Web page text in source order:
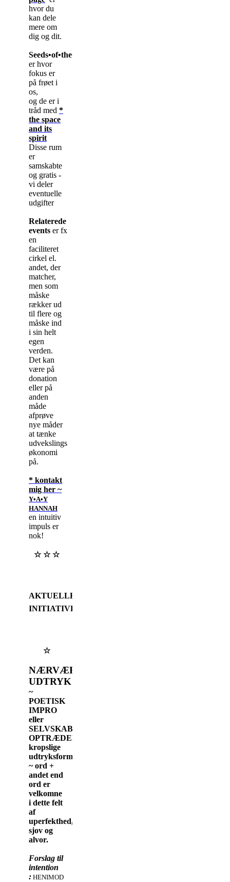
hvor du
kan dele
mere om
dig og dit.
Seeds•of•the•new initiativer
er hvor
fokus er
på frøet i
os,
og de er i
tråd med *
the space
and its
spirit
Disse rum
er
samskabte
og gratis -
vi deler
eventuelle
udgifter
Relaterede
events er fx
en
faciliteret
cirkel el.
andet, der
matcher,
men som
måske
rækker ud
til flere og
måske ind
i sin helt
egen
verden.
Det kan
være på
donation
eller på
anden
måde
afprøve
nye måder
at tænke
udvekslings
økonomi
på.
* kontakt
mig her ~
Y•A•Y
HANNAH
en intuitiv
impuls er
nok!
☆ ☆ ☆
AKTUELLE
INITIATIVER
☆
NÆRVÆRS
UDTRYK
~
POETISK
IMPRO
eller
SELVSKABT
OPTRÆDEN
kropslige
udtryksformer
~ ord +
andet end
ord er
velkomne
i dette felt
af
uperfekthed,
sjov og
alvor.
Forslag til
intention
: HENIMOD